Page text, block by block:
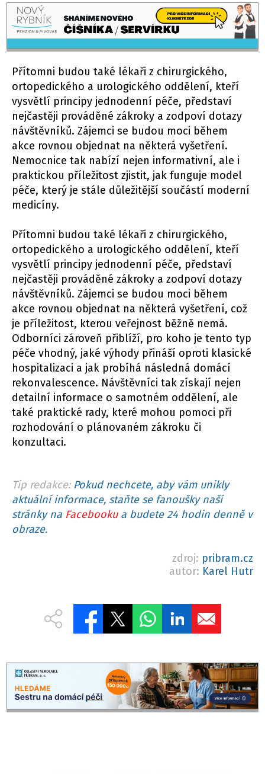
Přítomni budou také lékaři z chirurgického,
ortopedického a urologického oddělení, kteří
vysvětlí principy jednodenní péče, představí
nejčastěji prováděné zákroky a zodpoví dotazy
návštěvníků. Zájemci se budou moci během
akce rovnou objednat na některá vyšetření.
Nemocnice tak nabízí nejen informativní, ale i
praktickou příležitost zjistit, jak funguje model
péče, který je stále důležitější součástí moderní
medicíny.
Přítomni budou také lékaři z chirurgického,
ortopedického a urologického oddělení, kteří
vysvětlí principy jednodenní péče, představí
nejčastěji prováděné zákroky a zodpoví dotazy
návštěvníků. Zájemci se budou moci během
akce rovnou objednat na některá vyšetření, což
je příležitost, kterou veřejnost běžně nemá.
Odborníci zároveň přiblíží, pro koho je tento typ
péče vhodný, jaké výhody přináší oproti klasické
hospitalizaci a jak probíhá následná domácí
rekonvalescence. Návštěvníci tak získají nejen
detailní informace o samotném oddělení, ale
také praktické rady, které mohou pomoci při
rozhodování o plánovaném zákroku či
konzultaci.
Tip redakce: Pokud nechcete, aby vám unikly
aktuální informace, staňte se fanoušky naší
stránky na Facebookua budete 24 hodin denně v
obraze.
zdroj: pribram.cz
autor: Karel Hutr